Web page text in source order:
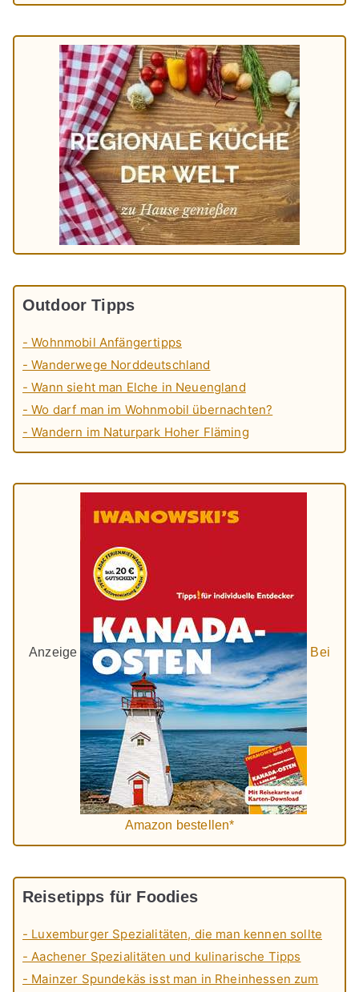
Outdoor Tipps
- Wohnmobil Anfängertipps
- Wanderwege Norddeutschland
- Wann sieht man Elche in Neuengland
- Wo darf man im Wohnmobil übernachten?
- Wandern im Naturpark Hoher Fläming
Anzeige Bei
Amazon bestellen*
Reisetipps für Foodies
- Luxemburger Spezialitäten, die man kennen sollte
- Aachener Spezialitäten und kulinarische Tipps
- Mainzer Spundekäs isst man in Rheinhessen zum